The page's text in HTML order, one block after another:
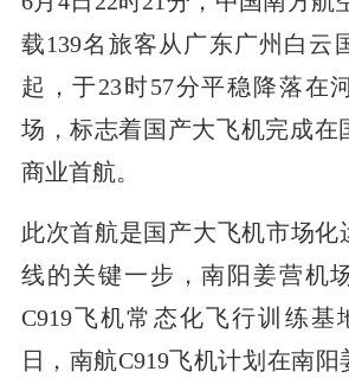
载139名旅客从广东广州白云
起，于23时57分平稳降落在
场，标志着国产大飞机完成在
商业首航。
此次首航是国产大飞机市场化
线的关键一步，南阳姜营机
C919飞机常态化飞行训练基
日，南航C919飞机计划在南